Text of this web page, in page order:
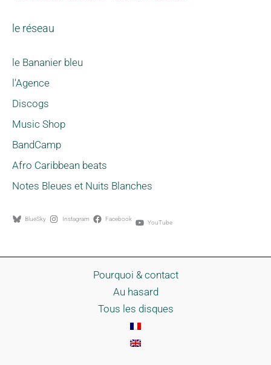
le réseau
le Bananier bleu
l'Agence
Discogs
Music Shop
BandCamp
Afro Caribbean beats
Notes Bleues et Nuits Blanches
BlueSky Instagram Facebook YouTube
Pourquoi & contact
Au hasard
Tous les disques